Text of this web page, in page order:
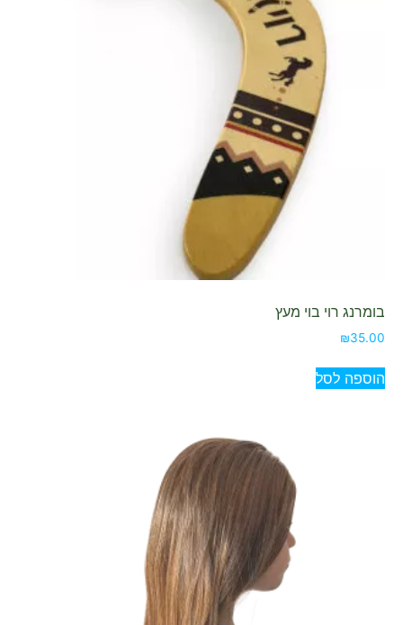
בומרנג רוי בוי מעץ
₪35.00
הוספה לסל